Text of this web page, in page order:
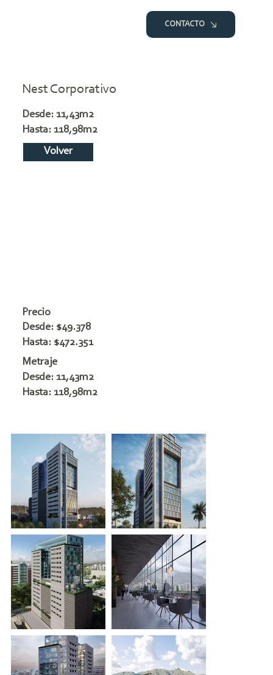
CONTACTO
Nest Corporativo
Desde: 11,43m2
Hasta: 118,98m2
Volver
Precio
Desde: $49.378
Hasta: $472.351
Metraje
Desde: 11,43m2
Hasta: 118,98m2